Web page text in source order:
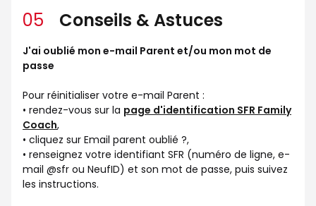
05 Conseils & Astuces
J'ai oublié mon e-mail Parent et/ou mon mot de
passe
Pour réinitialiser votre e-mail Parent :
• rendez-vous sur la page d'identification SFR Family
Coach,
• cliquez sur Email parent oublié ?,
• renseignez votre identifiant SFR (numéro de ligne, e-
mail @sfr ou NeufID) et son mot de passe, puis suivez
les instructions.